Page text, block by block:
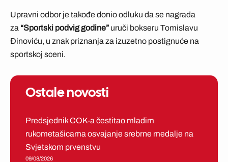
Upravni odbor je takođe donio odluku da se nagrada
za “Sportski podvig godine” uruči bokseru Tomislavu
Đinoviću, u znak priznanja za izuzetno postignuće na
sportskoj sceni.
Ostale novosti
Predsjednik COK-a čestitao mladim
rukometašicama osvajanje srebrne medalje na
Svjetskom prvenstvu
09/08/2026